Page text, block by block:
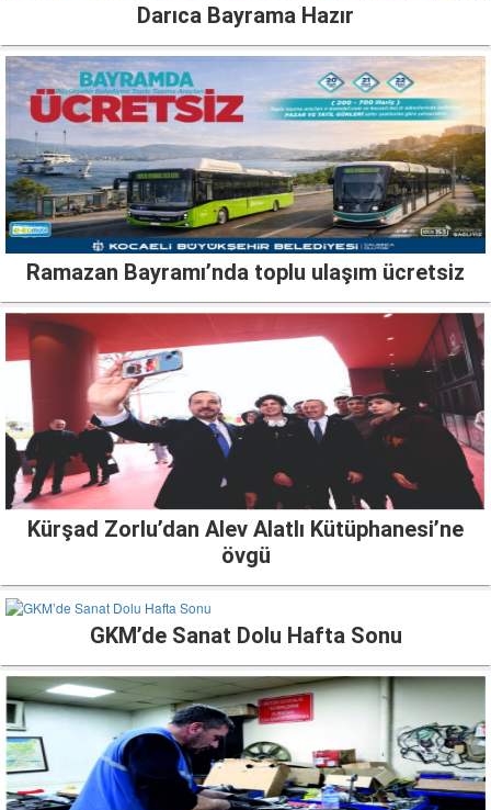
Darıca Bayrama Hazır
Ramazan Bayramı’nda toplu ulaşım ücretsiz
Kürşad Zorlu’dan Alev Alatlı Kütüphanesi’ne
övgü
GKM’de Sanat Dolu Hafta Sonu